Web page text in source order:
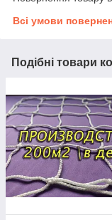
Всі умови
Подібні товари